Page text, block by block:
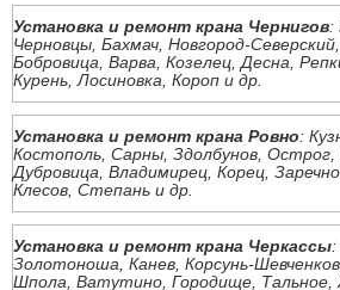
Установка и ремонт крана Чернигов:
Черновцы, Бахмач, Новгород-
Бобровица, Варва, Козелец, Десна,
Курень, Лосиновка, Короп и др.
Установка и ремонт крана Ровно:
Костополь, Сарны, Здолбунов, Острог,
Дубровица, Владимирец, Корец,
Клесов, Степань и др.
Установка и ремонт крана Черкассы
Золотоноша, Канев, Корсунь-
Шпола, Ватутино, Городище, Тальное,